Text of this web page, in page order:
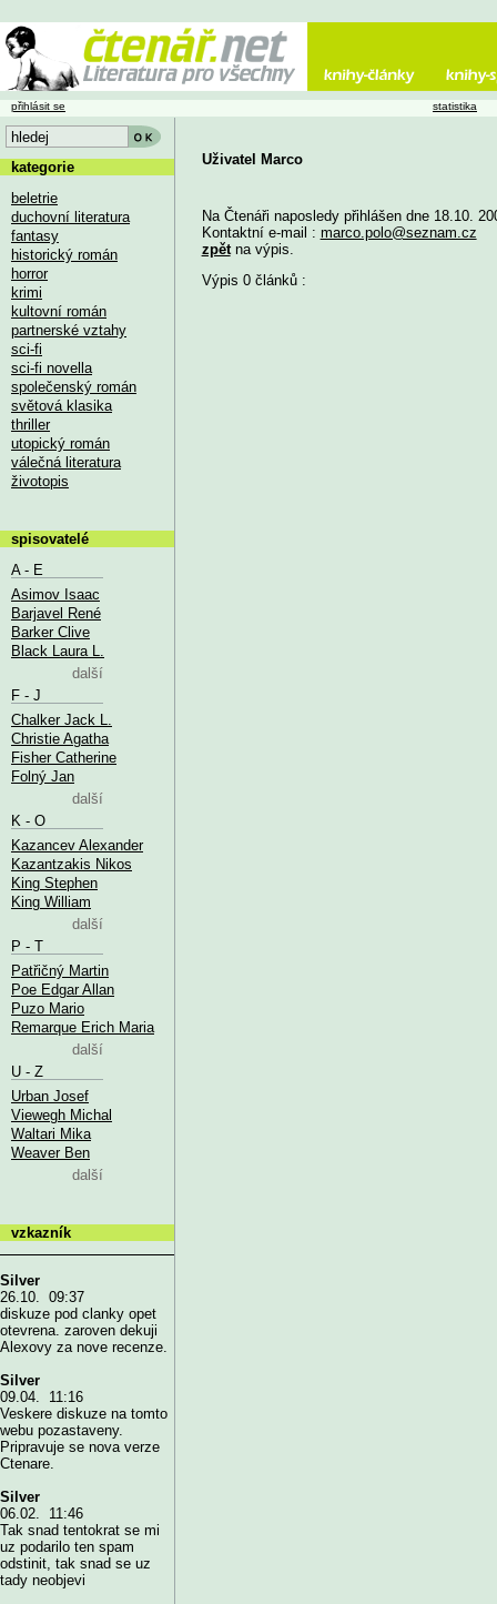
Uživatel Marco
Na Čtenáři naposledy přihlášen dne 18.10.
Kontaktní e-mail : marco.polo@seznam.cz
zpětna výpis.
Výpis 0 článků :
přihlásit se statistika
kategorie
beletrie
duchovní literatura
fantasy
historický román
horror
krimi
kultovní román
partnerské vztahy
sci-fi
sci-fi novella
společenský román
světová klasika
thriller
utopický román
válečná literatura
životopis
spisovatelé
A - E
Asimov Isaac
Barjavel René
Barker Clive
Black Laura L.
další
F - J
Chalker Jack L.
Christie Agatha
Fisher Catherine
Folný Jan
další
K - O
Kazancev Alexander
Kazantzakis Nikos
King Stephen
King William
další
P - T
Patřičný Martin
Poe Edgar Allan
Puzo Mario
Remarque Erich Maria
další
U - Z
Urban Josef
Viewegh Michal
Waltari Mika
Weaver Ben
další
vzkazník
Silver
26.10. 09:37
diskuze pod clanky opet
otevrena. zaroven dekuji
Alexovy za nove recenze.
Silver
09.04. 11:16
Veskere diskuze na tomto
webu pozastaveny.
Pripravuje se nova verze
Ctenare.
Silver
06.02. 11:46
Tak snad tentokrat se mi
uz podarilo ten spam
odstinit, tak snad se uz
tady neobjevi